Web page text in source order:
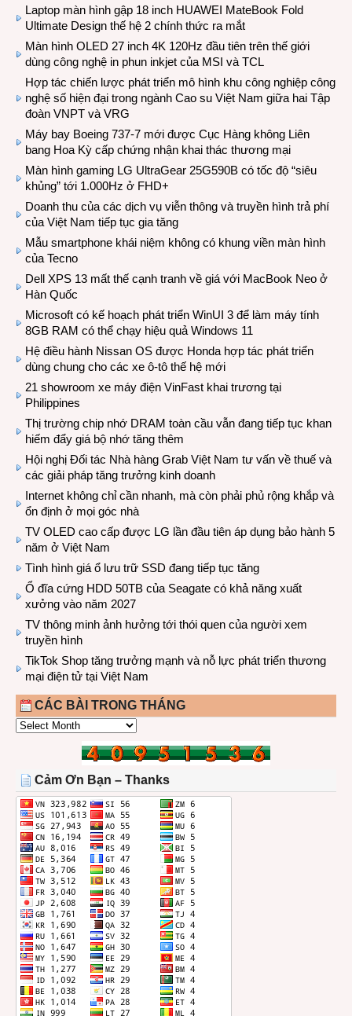
Laptop màn hình gập 18 inch HUAWEI MateBook Fold
Ultimate Design thế hệ 2 chính thức ra mắt
Màn hình OLED 27 inch 4K 120Hz đầu tiên trên thế giới
dùng công nghệ in phun inkjet của MSI và TCL
Hợp tác chiến lược phát triển mô hình khu công nghiệp công
nghệ số hiện đại trong ngành Cao su Việt Nam giữa hai Tập
đoàn VNPT và VRG
Máy bay Boeing 737-7 mới được Cục Hàng không Liên
bang Hoa Kỳ cấp chứng nhận khai thác thương mại
Màn hình gaming LG UltraGear 25G590B có tốc độ “siêu
khủng” tới 1.000Hz ở FHD+
Doanh thu của các dịch vụ viễn thông và truyền hình trả phí
của Việt Nam tiếp tục gia tăng
Mẫu smartphone khái niệm không có khung viền màn hình
của Tecno
Dell XPS 13 mất thế cạnh tranh về giá với MacBook Neo ở
Hàn Quốc
Microsoft có kế hoạch phát triển WinUI 3 để làm máy tính
8GB RAM có thể chạy hiệu quả Windows 11
Hệ điều hành Nissan OS được Honda hợp tác phát triển
dùng chung cho các xe ô-tô thế hệ mới
21 showroom xe máy điện VinFast khai trương tại
Philippines
Thị trường chip nhớ DRAM toàn cầu vẫn đang tiếp tục khan
hiếm đẩy giá bộ nhớ tăng thêm
Hội nghị Đối tác Nhà hàng Grab Việt Nam tư vấn về thuế và
các giải pháp tăng trưởng kinh doanh
Internet không chỉ cần nhanh, mà còn phải phủ rộng khắp và
ổn định ở mọi góc nhà
TV OLED cao cấp được LG lần đầu tiên áp dụng bảo hành 5
năm ở Việt Nam
Tình hình giá ổ lưu trữ SSD đang tiếp tục tăng
Ổ đĩa cứng HDD 50TB của Seagate có khả năng xuất
xưởng vào năm 2027
TV thông minh ảnh hưởng tới thói quen của người xem
truyền hình
TikTok Shop tăng trưởng mạnh và nỗ lực phát triển thương
mại điện tử tại Việt Nam
CÁC BÀI TRONG THÁNG
CÁC
THÁNG
Cảm Ơn Bạn – Thanks